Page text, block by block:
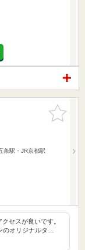
お気に入
りに追加
条駅・JR京都駅
セスが良いです。
のオリジナルタ…